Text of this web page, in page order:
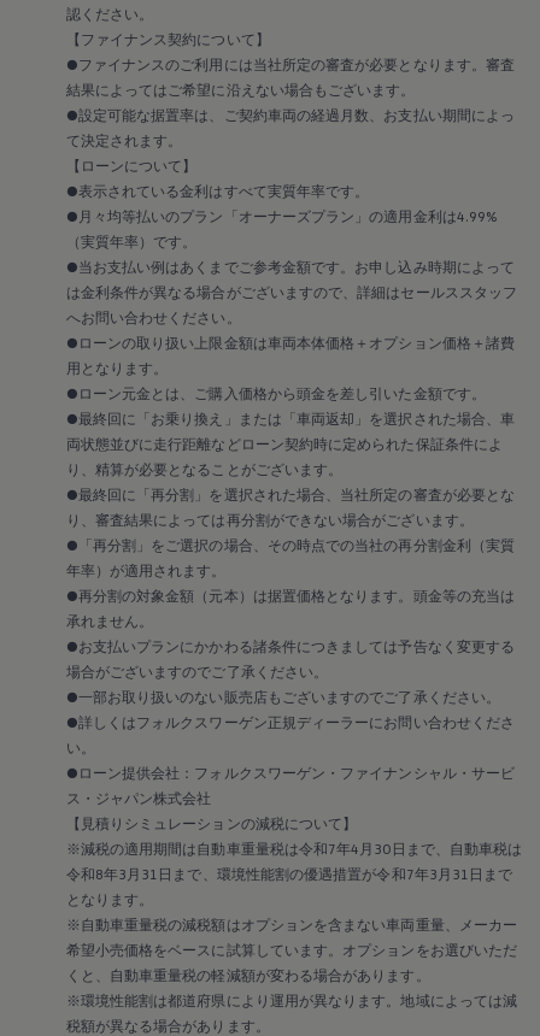
路上故障に関するサポート
フォルクスワーゲンサービス
アクセサリー
Lifestyle & goods
Car Navigation System
Drive Recorder
お客様情報
リサイクルへの取組み
警告灯とインジケーターランプ
特定整備情報
ユーザーガイド
運転上の注意
自動車リサイクル法
ロイヤリティプログラム
安心プログラム
メンテナンスプログラム
延長保証ウォルフィサポート
カスタマーセンター
タイヤパンク補償
認定中古車
“Certified Pre-Owned”の品質とは
延長保証サービスガイド
9つの約束
スマート買取
キャンペーン/ファイナンスプログラム
フォルクスワーゲンについて
企業情報
会社概要EN
採用情報
正規ディーラー地域別採用情報
倫理・リスク管理・コンプライアンス
プレスリリース
2024
2023
2022
2021
2020
2019
2017
2016
2015
リコール関連情報
セーフティ マイスター
認ください。
【ファイナンス契約について】
●ファイナンスのご利用には当社所定の審査が必要となります。審査
結果によってはご希望に沿えない場合もございます。
●設定可能な据置率は、ご契約車両の経過月数、お支払い期間によっ
て決定されます。
【ローンについて】
●表示されている金利はすべて実質年率です。
●月々均等払いのプラン「オーナーズプラン」の適用金利は4.99%
（実質年率）です。
●当お支払い例はあくまでご参考金額です。お申し込み時期によって
は金利条件が異なる場合がございますので、詳細はセールススタッフ
へお問い合わせください。
●ローンの取り扱い上限金額は車両本体価格＋オプション価格＋諸費
用となります。
●ローン元金とは、ご購入価格から頭金を差し引いた金額です。
●最終回に「お乗り換え」または「車両返却」を選択された場合、車
両状態並びに走行距離などローン契約時に定められた保証条件によ
り、精算が必要となることがございます。
●最終回に「再分割」を選択された場合、当社所定の審査が必要とな
り、審査結果によっては再分割ができない場合がございます。
●「再分割」をご選択の場合、その時点での当社の再分割金利（実質
年率）が適用されます。
●再分割の対象金額（元本）は据置価格となります。頭金等の充当は
承れません。
●お支払いプランにかかわる諸条件につきましては予告なく変更する
場合がございますのでご了承ください。
●一部お取り扱いのない販売店もございますのでご了承ください。
●詳しくはフォルクスワーゲン正規ディーラーにお問い合わせくださ
い。
●ローン提供会社：フォルクスワーゲン・ファイナンシャル・サービ
ス・ジャパン株式会社
【見積りシミュレーションの減税について】
※減税の適用期間は自動車重量税は令和7年4月30日まで、自動車税は
令和8年3月31日まで、環境性能割の優遇措置が令和7年3月31日まで
となります。
※自動車重量税の減税額はオプションを含まない車両重量、メーカー
希望小売価格をベースに試算しています。オプションをお選びいただ
くと、自動車重量税の軽減額が変わる場合があります。
※環境性能割は都道府県により運用が異なります。地域によっては減
税額が異なる場合があります。